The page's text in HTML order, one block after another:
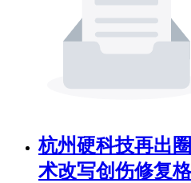
杭州硬科技再出
术改写创伤修复